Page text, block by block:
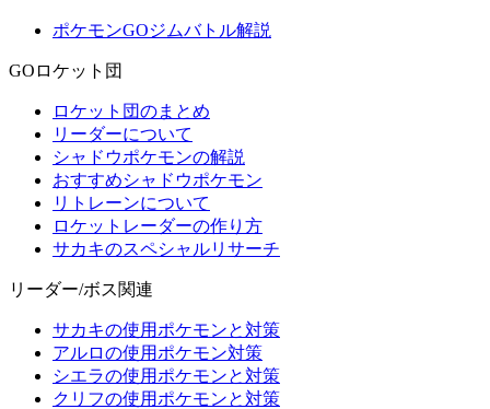
ポケモンGOジムバトル解説
GOロケット団
ロケット団のまとめ
リーダーについて
シャドウポケモンの解説
おすすめシャドウポケモン
リトレーンについて
ロケットレーダーの作り方
サカキのスペシャルリサーチ
リーダー/ボス関連
サカキの使用ポケモンと対策
アルロの使用ポケモン対策
シエラの使用ポケモンと対策
クリフの使用ポケモンと対策